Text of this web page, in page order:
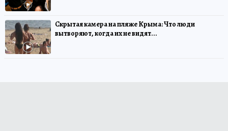
Скрытая камера на пляже Крыма: Что люди
вытворяют, когда их не видят...